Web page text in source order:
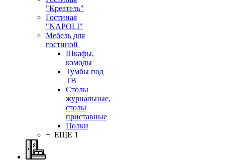
"Креатель"
Гостиная
"NAPOLI"
Мебель для
гостиной
Шкафы,
комоды
Тумбы под
ТВ
Столы
журнальные,
столы
приставные
Полки
+ ЕЩЕ 1